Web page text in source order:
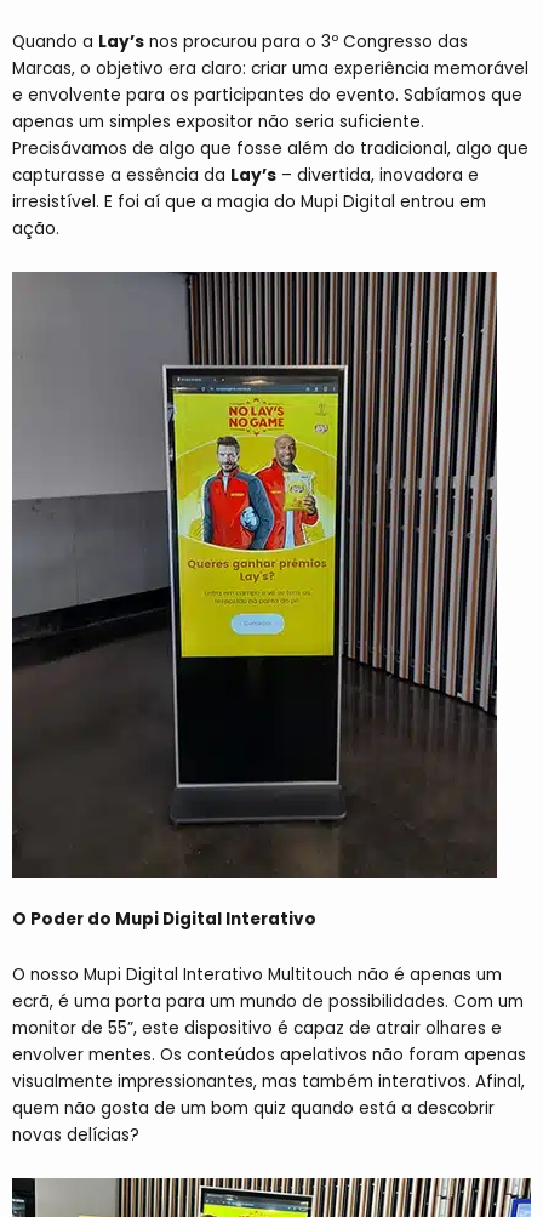
Quando a Lay’s nos procurou para o 3º Congresso das
Marcas, o objetivo era claro: criar uma experiência memorável
e envolvente para os participantes do evento. Sabíamos que
apenas um simples expositor não seria suficiente.
Precisávamos de algo que fosse além do tradicional, algo que
capturasse a essência da Lay’s – divertida, inovadora e
irresistível. E foi aí que a magia do Mupi Digital entrou em
ação.
O Poder do Mupi Digital Interativo
O nosso Mupi Digital Interativo Multitouch não é apenas um
ecrã, é uma porta para um mundo de possibilidades. Com um
monitor de 55”, este dispositivo é capaz de atrair olhares e
envolver mentes. Os conteúdos apelativos não foram apenas
visualmente impressionantes, mas também interativos. Afinal,
quem não gosta de um bom quiz quando está a descobrir
novas delícias?